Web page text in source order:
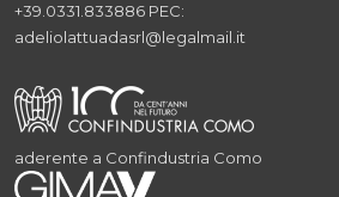
+39.0331.833886 PEC:
adeliolattuadasrl@legalmail.it
aderente a Confindustria Como